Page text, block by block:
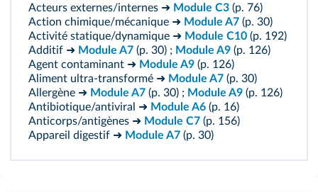
Acteurs externes/internes ➜ Module C3 (p. 76)
Action chimique/mécanique ➜ Module A7 (p. 30)
Activité statique/dynamique ➜ Module C10 (p. 192)
Additif ➜ Module A7 (p. 30) ; Module A9 (p. 126)
Agent contaminant ➜ Module A9 (p. 126)
Aliment ultra-transformé ➜ Module A7 (p. 30)
Allergène ➜ Module A7 (p. 30) ; Module A9 (p. 126)
Antibiotique/antiviral ➜ Module A6 (p. 16)
Anticorps/antigènes ➜ Module C7 (p. 156)
Appareil digestif ➜ Module A7 (p. 30)